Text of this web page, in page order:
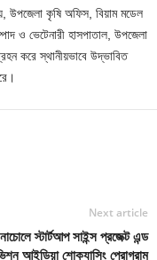
উপজেলা কৃষি অফিস, বিয়াম মডেল
ও ভেটেনারী হাসপাতাল, উপজেলা
করে স্থানীয়ভাবে উদ্ভাবিত
Next article
নাচোলে স্টার্টআপ সাইন্স প্রজেক্ট এন্ড
আইডিয়া শোক্যাসিং প্রোগ্রাম